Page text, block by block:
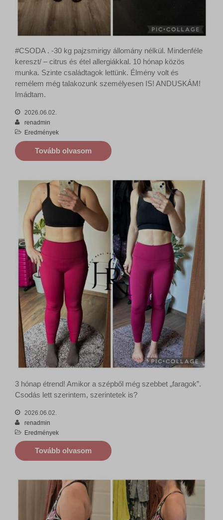
#CSODA . -30 kg pajzsmirigy állomány nélkül. Mindenféle
kereszt/ – citrus és étel allergiákkal. 10 hónap közös
munka. Szinte családtagok lettünk. Élmény volt és
remélem még talakozunk személyesen IS! ANDUSKÁM!
Imádtam.
2026.06.02.
renadmin
Eredmények
Tovább olvasom
3 hónap étrend! Amikor a szépből még szebbet „faragok”.
Csodás lett szerintem, szerintetek is?
2026.06.02.
renadmin
Eredmények
Tovább olvasom